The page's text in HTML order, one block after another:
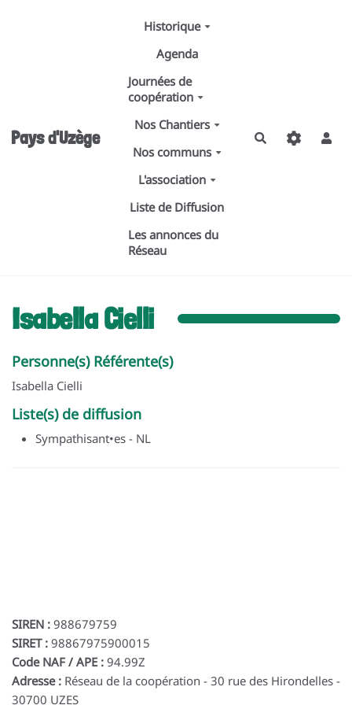
Aller au contenu principal
Pays d'Uzège
Historique
Agenda
Journées de
coopération
Nos Chantiers
Nos communs
L'association
Liste de Diffusion
Les annonces du
Réseau
Rechercher
Isabella Cielli
Personne(s) Référente(s)
Isabella Cielli
Liste(s) de diffusion
Sympathisant•es - NL
SIREN : 988679759
SIRET : 98867975900015
Code NAF / APE : 94.99Z
Adresse : Réseau de la coopération - 30 rue des Hirondelles -
30700 UZES